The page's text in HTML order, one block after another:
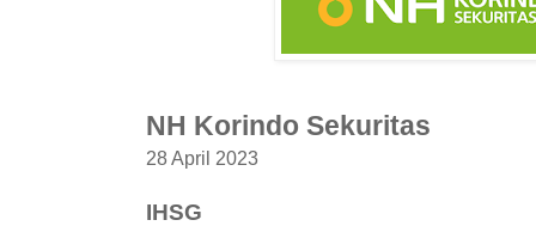
NH Korindo Sekuritas
28 April 2023
IHSG